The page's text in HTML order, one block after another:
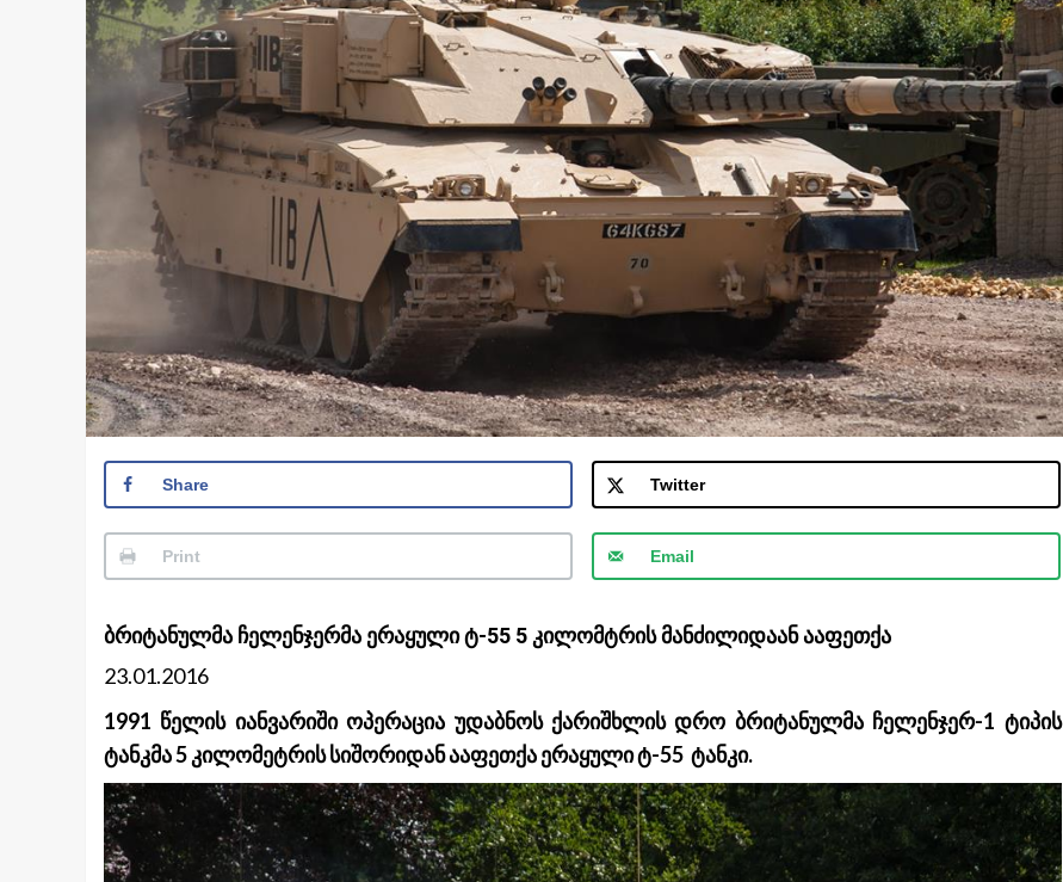
Share Twitter
Print Email
ბრიტანულმა ჩელენჯერმა ერაყული ტ-55 5 კილომტრის მანძილიდაან ააფეთქა
23.01.2016
1991 წელის იანვარიში ოპერაცია უდაბნოს ქარიშხლის დრო ბრიტანულმა ჩელენჯერ-1 ტიპის
ტანკმა 5 კილომეტრის სიშორიდან ააფეთქა ერაყული ტ-55 ტანკი.